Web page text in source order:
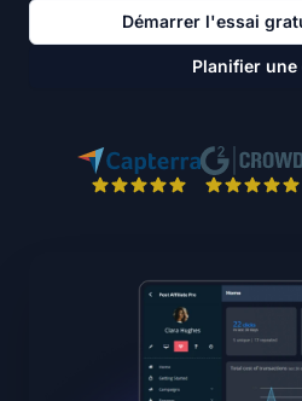
Démarrer l'essai
Planifier une